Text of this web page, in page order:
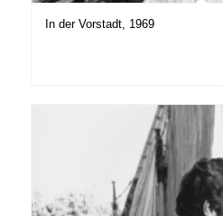
In der Vorstadt, 1969